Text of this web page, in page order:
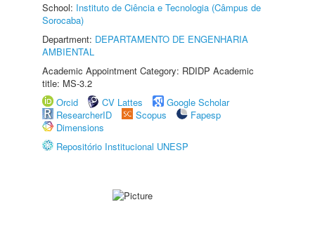
School: Instituto de Ciência e Tecnologia (Câmpus de
Sorocaba)
Department: DEPARTAMENTO DE ENGENHARIA
AMBIENTAL
Academic Appointment Category: RDIDP Academic
title: MS-3.2
Orcid
CV Lattes
Google Scholar
ResearcherID
Scopus
Fapesp
Dimensions
Repositório Institucional UNESP